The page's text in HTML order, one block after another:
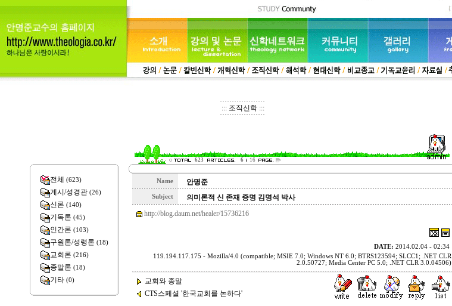
::: 조직신학 :::
623 6 16
전체 (623)
계시/성경관 (26)
신론 (140)
기독론 (45)
인간론 (103)
구원론/성령론 (18)
교회론 (216)
종말론 (18)
기타 (0)
Name 안명준
Subject
의미론적 신 존재 증명 김명석 박사
http://blog.daum.net/healer/15736216
DATE: 2014.02.04 - 02:34
119.194.117.175 - Mozilla/4.0 (compatible; MSIE 7.0; Windows NT 6.0; BTRS123594; SLCC1; .NET CLR
2.0.50727; Media Center PC 5.0; .NET CLR 3.0.04506)
교회와 종말
CTS스페셜 '한국교회를 논하다'